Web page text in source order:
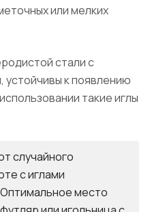
или мелких
стали с
к появлению
такие иглы
случайного
с иглами
место